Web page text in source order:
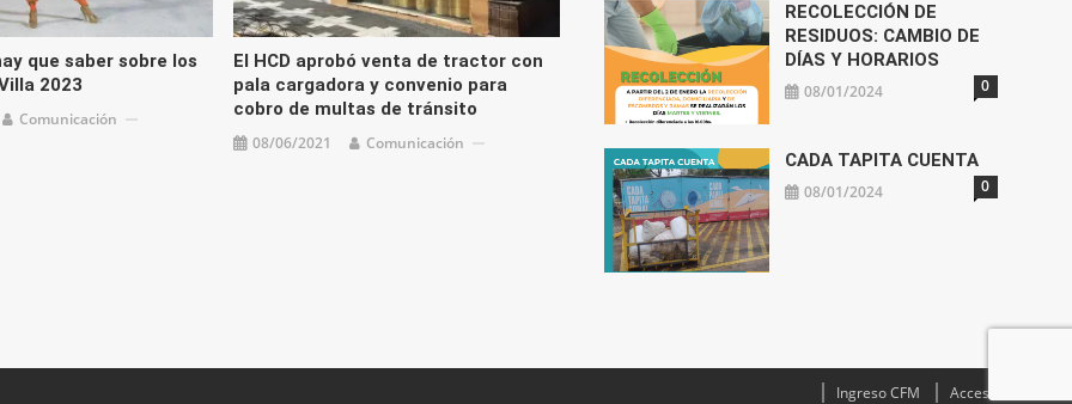
que saber sobre los
2023
Comunicación
El HCD aprobó venta de tractor con
pala cargadora y convenio para
cobro de multas de tránsito
08/06/2021 Comunicación
RECOLECCIÓN DE
RESIDUOS: CAMBIO DE
DÍAS Y HORARIOS
08/01/2024 0
CADA TAPITA CUENTA
08/01/2024 0
Ingreso CFM Acceso